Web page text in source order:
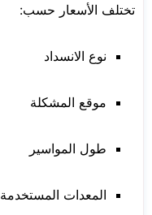
تختلف الأسعار حسب:
نوع الانسداد
موقع المشكلة
طول المواسير
المعدات المستخدمة